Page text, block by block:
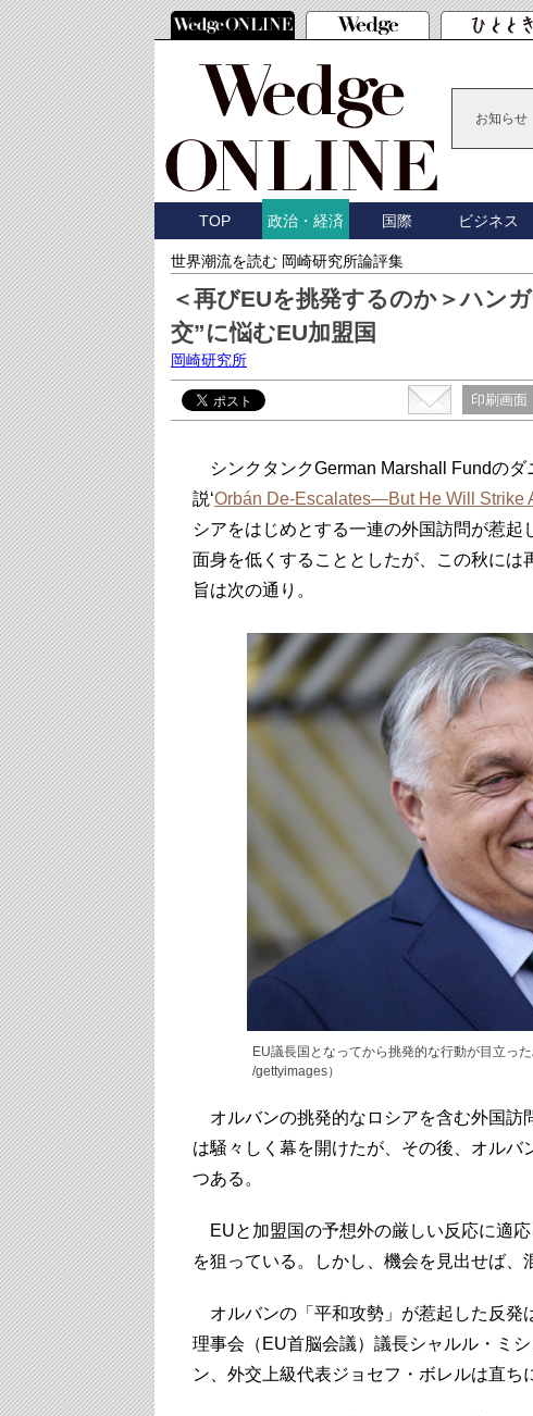
お知らせ
TOP 政治・経済 国際 ビジネス
世界潮流を読む 岡崎研究所論評集
＜再びEUを挑発するのか＞ハン
交”に悩むEU加盟国
岡崎研究所
印刷画面
シンクタンクGerman Marshall Fundの
説‘Orbán De-Escalates—But He Will Strike
シアをはじめとする一連の外国訪問が惹
面身を低くすることとしたが、この秋に
旨は次の通り。
EU議長国となってから挑発的な行動が目立っ
/gettyimages）
オルバンの挑発的なロシアを含む外国訪
は騒々しく幕を開けたが、その後、オル
つある。
EUと加盟国の予想外の厳しい反応に適
を狙っている。しかし、機会を見出せば、
オルバンの「平和攻勢」が惹起した反発
理事会（EU首脳会議）議長シャルル・ミ
ン、外交上級代表ジョセフ・ボレルは直ち